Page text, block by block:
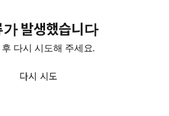
가 발생했습니다
후 다시 시도해 주세요.
다시 시도